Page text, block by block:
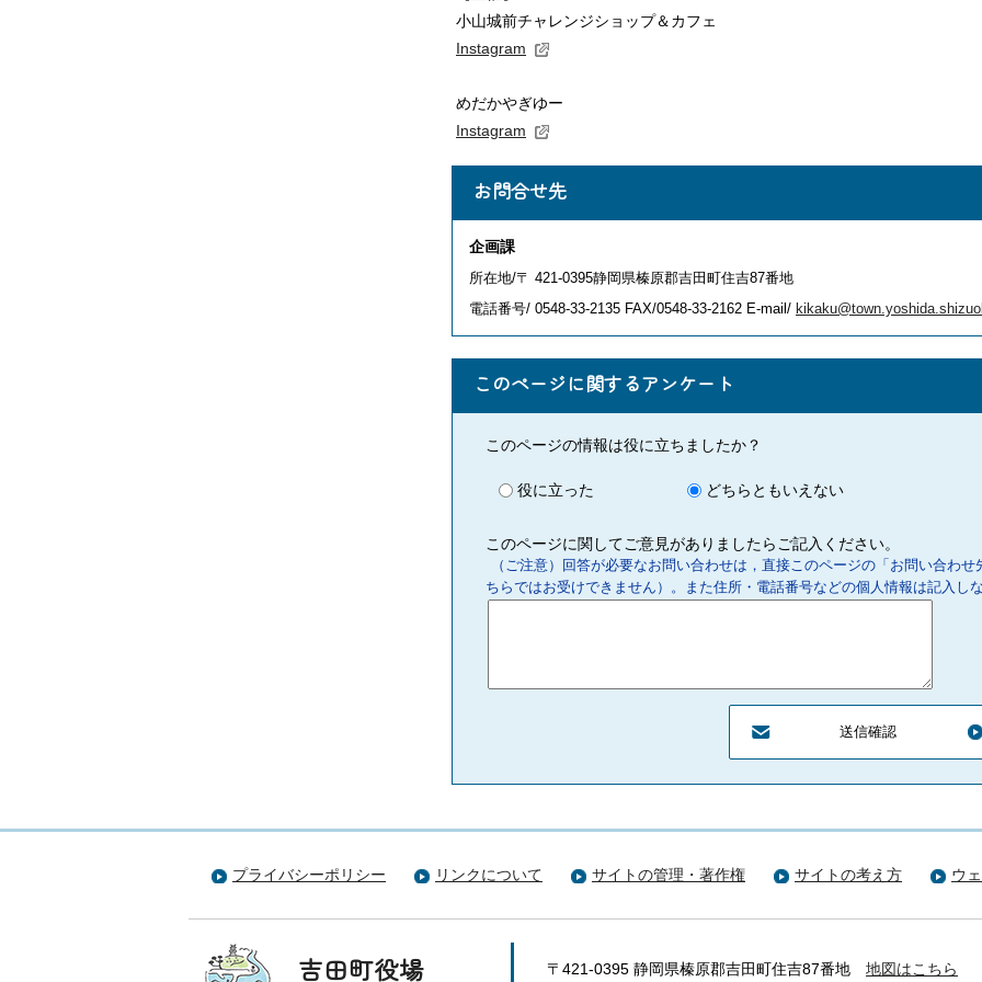
小山城前チャレンジショップ＆カフェ
Instagram
めだかやぎゆー
Instagram
お問合せ先
企画課
所在地/〒 421-0395静岡県榛原郡吉田町住吉87番地
電話番号/ 0548-33-2135 FAX/0548-33-2162 E-mail/
このページに関するアンケート
このページの情報は役に立ちましたか？
役に立った どちらともいえない
このページに関してご意見がありましたらご記入ください。
（ご注意）回答が必要なお問い合わせは，直接このページの「お問い合わ
ちらではお受けできません）。また住所・電話番号などの個人情報は記入し
プライバシーポリシー リンクについて サイトの管理・著作権 サイトの考え方 ウ
吉田町役場 〒421-0395 静岡県榛原郡吉田町住吉87番地 地図はこちら